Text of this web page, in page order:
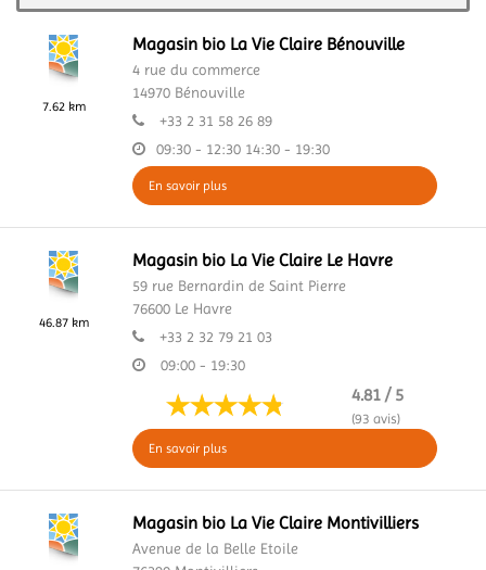
7.62 km
Magasin bio La Vie Claire Bénouville
4 rue du commerce
14970 Bénouville
+33 2 31 58 26 89
09:30 - 12:30 14:30 - 19:30
En savoir plus
46.87 km
Magasin bio La Vie Claire Le Havre
59 rue Bernardin de Saint Pierre
76600 Le Havre
+33 2 32 79 21 03
09:00 - 19:30
4.81 / 5
(93 avis)
En savoir plus
Magasin bio La Vie Claire Montivilliers
Avenue de la Belle Etoile